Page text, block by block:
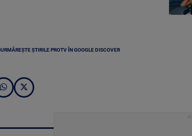
URMĂREȘTE ȘTIRILE PROTV ÎN GOOGLE DISCOVER